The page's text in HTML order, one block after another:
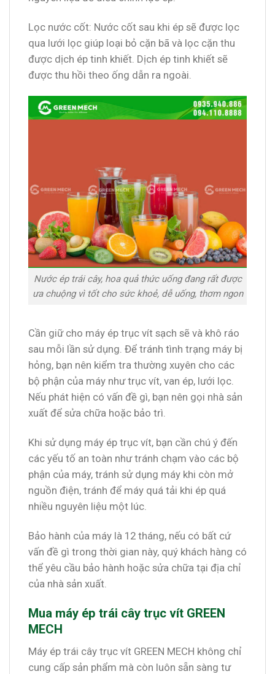
Lọc nước cốt: Nước cốt sau khi ép sẽ được lọc
qua lưới lọc giúp loại bỏ cặn bã và lọc cặn thu
được dịch ép tinh khiết. Dịch ép tinh khiết sẽ
được thu hồi theo ống dẫn ra ngoài.
Nước ép trái cây, hoa quả thức uống đang rất được
ưa chuộng vì tốt cho sức khoẻ, dễ uống, thơm ngon
Cần giữ cho máy ép trục vít sạch sẽ và khô ráo
sau mỗi lần sử dụng. Để tránh tình trạng máy bị
hỏng, bạn nên kiểm tra thường xuyên cho các
bộ phận của máy như trục vít, van ép, lưới lọc.
Nếu phát hiện có vấn đề gì, bạn nên gọi nhà sản
xuất để sửa chữa hoặc bảo trì.
Khi sử dụng máy ép trục vít, bạn cần chú ý đến
các yếu tố an toàn như tránh chạm vào các bộ
phận của máy, tránh sử dụng máy khi còn mở
nguồn điện, tránh để máy quá tải khi ép quá
nhiều nguyên liệu một lúc.
Bảo hành của máy là 12 tháng, nếu có bất cứ
vấn đề gì trong thời gian này, quý khách hàng có
thể yêu cầu bảo hành hoặc sửa chữa tại địa chỉ
của nhà sản xuất.
Mua máy ép trái cây trục vít GREEN
MECH
Máy ép trái cây trục vít GREEN MECH không chỉ
cung cấp sản phẩm mà còn luôn sẵn sàng tư